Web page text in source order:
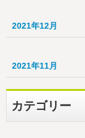
2021年12月
2021年11月
カテゴリー